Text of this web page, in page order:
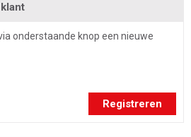
onderstaande knop een nieuwe
Registreren